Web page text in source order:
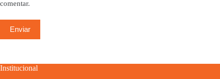
comentar.
Enviar
Institucional